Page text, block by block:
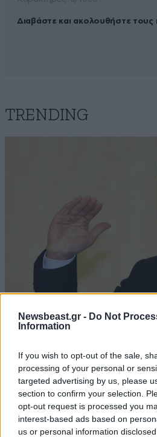
Newsbeast.gr - Do Not
Information
If you wish to opt-out of the sale,
processing of your personal or
targeted advertising by us, please
section to confirm your selection.
opt-out request is processed you
interest-based ads based on
us or personal information
Διαβάστε και ακολουθήστε τους
TRENDING
ΚΟΣΜΟΣ08·08·2026 04:58
Στα ίχνη της «Αράχνης»
εντοπίστηκε στη Ρωσία